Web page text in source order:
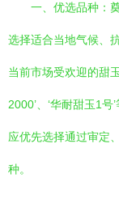
一、优选品种：
选择适合当地气候、
当前市场受欢迎的甜
2000’、‘华耐甜玉1
应优先选择通过审定
种。